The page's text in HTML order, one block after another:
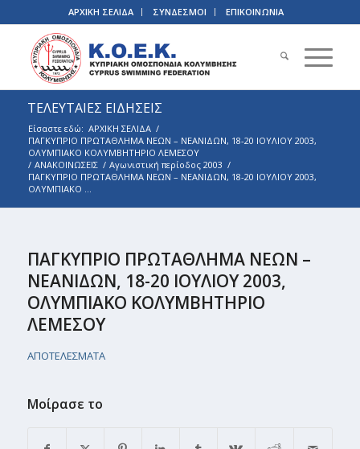
ΑΡΧΙΚΗ ΣΕΛΙΔΑ ΣΥΝΔΕΣΜΟΙ ΕΠΙΚΟΙΝΩΝΙΑ
ΤΕΛΕΥΤΑΙΕΣ ΕΙΔΗΣΕΙΣ
Είσαστε εδώ: ΑΡΧΙΚΗ ΣΕΛΙΔΑ /
ΠΑΓΚΥΠΡΙΟ ΠΡΩΤΑΘΛΗΜΑ ΝΕΩΝ – ΝΕΑΝΙΔΩΝ, 18-20 ΙΟΥΛΙΟΥ 2003,
ΟΛΥΜΠΙΑΚΟ ΚΟΛΥΜΒΗΤΗΡΙΟ ΛΕΜΕΣΟΥ
/ ΑΝΑΚΟΙΝΩΣΕΙΣ / Αγωνιστική περίοδος 2003 /
ΠΑΓΚΥΠΡΙΟ ΠΡΩΤΑΘΛΗΜΑ ΝΕΩΝ – ΝΕΑΝΙΔΩΝ, 18-20 ΙΟΥΛΙΟΥ 2003,
ΟΛΥΜΠΙΑΚΟ ...
ΠΑΓΚΥΠΡΙΟ ΠΡΩΤΑΘΛΗΜΑ ΝΕΩΝ –
ΝΕΑΝΙΔΩΝ, 18-20 ΙΟΥΛΙΟΥ 2003,
ΟΛΥΜΠΙΑΚΟ ΚΟΛΥΜΒΗΤΗΡΙΟ
ΛΕΜΕΣΟΥ
ΑΠΟΤΕΛΕΣΜΑΤΑ
Μοίρασε το